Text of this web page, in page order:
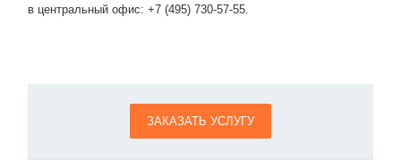
в центральный офис: +7 (495) 730-57-55.
ЗАКАЗАТЬ УСЛУГУ